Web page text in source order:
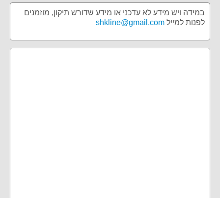
במידה ויש מידע לא עדכני או מידע שדורש תיקון, מוזמנים
לפנות למייל shkline@gmail.com